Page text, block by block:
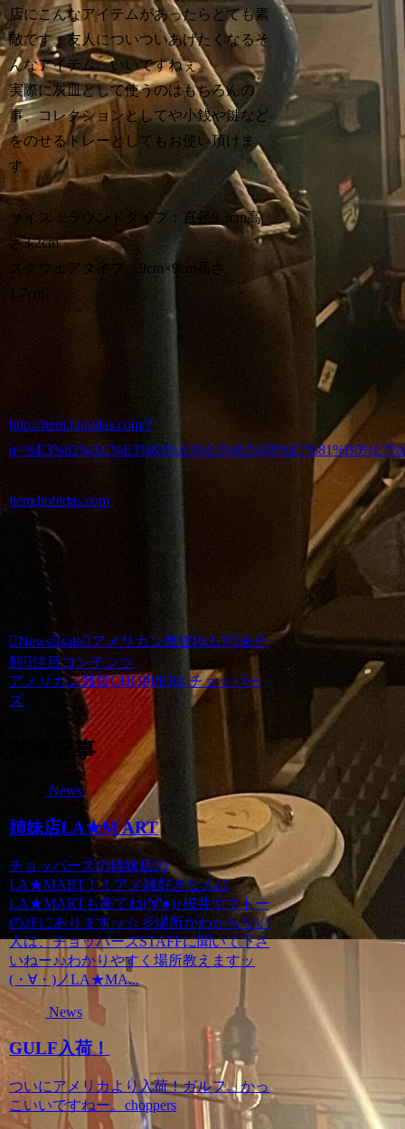
店にこんなアイテムがあったらとても素
敵です。友人についついあげたくなるそ
んなアイテム、いいですねぇ。
実際に灰皿として使うのはもちろんの
事、コレクションとしてや小銭や鍵など
をのせるトレーとしてもお使い頂けま
す。
サイズ：ラウンドタイプ：直径9.3cm高
さ3.2cm
スクウェアタイプ：9cm×9cm高さ
1.7cm。
http://item.hobidas.com/?
item.hobidas.com
News sale アメリカン雑貨PicUP
未分
類 注目コンテンツ
アメリカン雑貨CHOPPERS チョッパー
ズ
関連記事
News
姉妹店LA★M ART
チョッパーズの姉妹店の
LA★MART！！アメ雑好きな人は
LA★MARTも来てね('∀'●)♪桜井ヤマトー
の2Fにありますッ☆彡場所がわからない
人は、チョッパーズSTAFFに聞いて下さ
いねー♪♪わかりやすく場所教えますッ
(・∀・)ノLA★MA...
News
GULF入荷！
ついにアメリカより入荷！ガルフ。かっ
こいいですねー。choppers